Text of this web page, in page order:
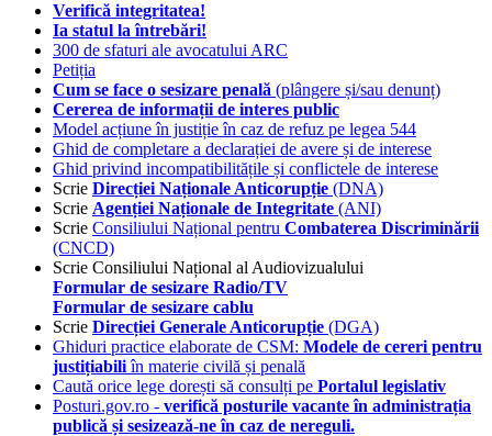
Verifică integritatea!
Ia statul la întrebări!
300 de sfaturi ale avocatului ARC
Petiția
Cum se face o sesizare penală (plângere și/sau denunț)
Cererea de informații de interes public
Model acțiune în justiție în caz de refuz pe legea 544
Ghid de completare a declarației de avere și de interese
Ghid privind incompatibilitățile și conflictele de interese
Scrie Direcției Naționale Anticorupție (DNA)
Scrie Agenției Naționale de Integritate (ANI)
Scrie Consiliului Național pentru Combaterea Discriminării
(CNCD)
Scrie Consiliului Național al Audiovizualului
Formular de sesizare Radio/TV
Formular de sesizare cablu
Scrie Direcției Generale Anticorupție (DGA)
Ghiduri practice elaborate de CSM: Modele de cereri pentru
justițiabiliîn materie civilă și penală
Caută orice lege dorești să consulți pe Portalul legislativ
Posturi.gov.ro - verifică posturile vacante în administrația
publică și sesizează-ne în caz de nereguli.